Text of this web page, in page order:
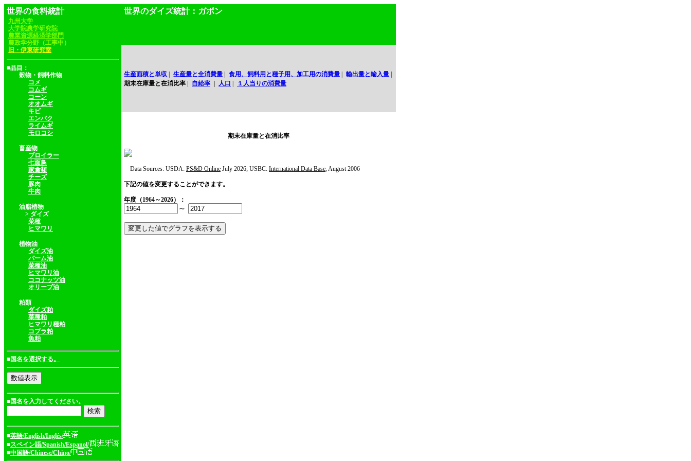
世界の食料統計
九州大学
大学院農学研究院
農業資源経済学部門
農政学分野（工事中）
旧・伊東研究室
■品目：
穀物・飼料作物
コメ
コムギ
コーン
オオムギ
キビ
エンバク
ライムギ
モロコシ
畜産物
ブロイラー
七面鳥
家禽類
チーズ
豚肉
牛肉
油脂植物
> ダイズ
菜種
ヒマワリ
植物油
ダイズ油
パーム油
菜種油
ヒマワリ油
ココナッツ油
オリーブ油
粕類
ダイズ粕
菜種粕
ヒマワリ種粕
コプラ粕
魚粕
■国名を選択する。
■国名を入力してください。
■英語/English/Inglés/
■スペイン語/Spanish/Espanol/
■中国語/Chinese/Chino/
世界のダイズ統計：ガボン
生産面積と単収 生産量と全消費量 食用、飼料用と種子用、加工用の消費量 輸出量と輸入量
期末在庫量と在消比率
自給率 人口 １人当りの消費量
期末在庫量と在消比率
Data Sources: USDA: PS&D Online July 2026; USBC: International Data Base, August 2006
下記の値を変更することができます。
年度（1964～2026）：
～